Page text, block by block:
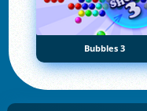
Bubbles 3